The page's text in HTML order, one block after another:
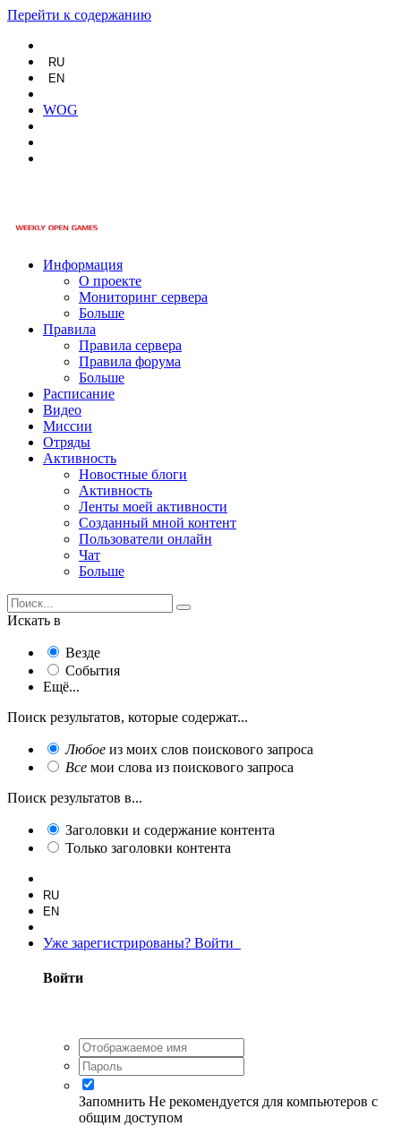
Перейти к содержанию
RU
EN
WOG
Информация
О проекте
Мониторинг сервера
Больше
Правила
Правила сервера
Правила форума
Больше
Расписание
Видео
Миссии
Отряды
Активность
Новостные блоги
Активность
Ленты моей активности
Созданный мной контент
Пользователи онлайн
Чат
Больше
Искать в
Везде
События
Ещё...
Поиск результатов, которые содержат...
Любое из моих слов поискового запроса
Все мои слова из поискового запроса
Поиск результатов в...
Заголовки и содержание контента
Только заголовки контента
RU
EN
Уже зарегистрированы? Войти
Войти
Запомнить Не рекомендуется для компьютеров с
общим доступом